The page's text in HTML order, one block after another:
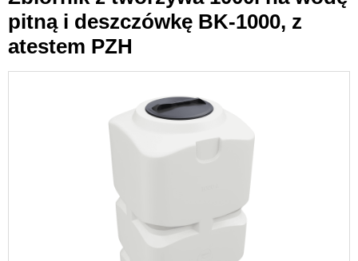
pitną i deszczówkę BK-1000, z
atestem PZH